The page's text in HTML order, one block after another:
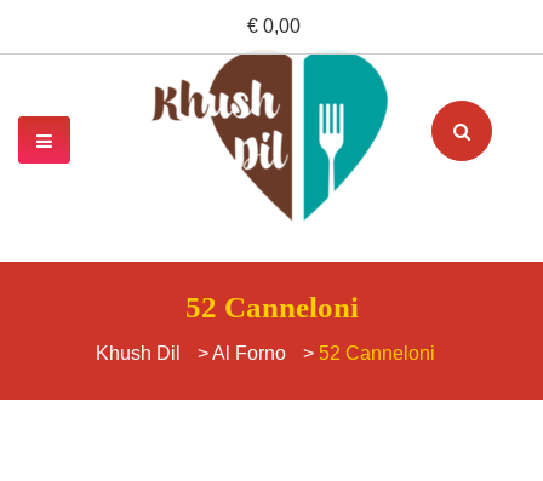
52 Canneloni
Khush Dil >Al Forno > 52 Canneloni
€ 0,00